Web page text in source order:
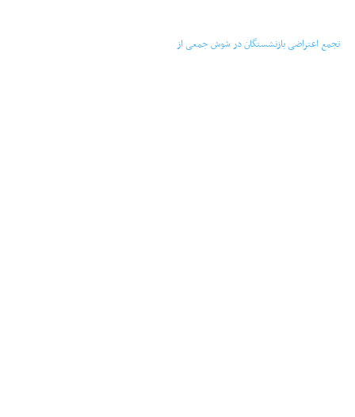
‏‏‏ ‏‏ ‏ تجمع اعتراضی بازنشستگان در شوش جمعی از